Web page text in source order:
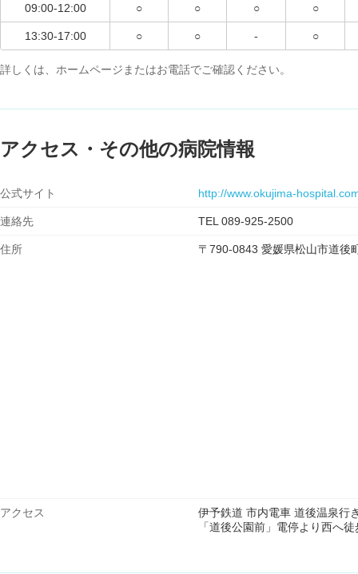
09:00-12:00 ○ ○ ○ ○
13:30-17:00 ○ ○ - ○
詳しくは、ホームページまたはお電話でご確認ください。
アクセス・その他の病院情報
公式サイト http://www.okujima-
連絡先 TEL 089-925-2500
住所 〒790-0843 愛媛県松山市道後
アクセス
伊予鉄道 市内電車 道後温泉行
「道後公園前」電停より西へ